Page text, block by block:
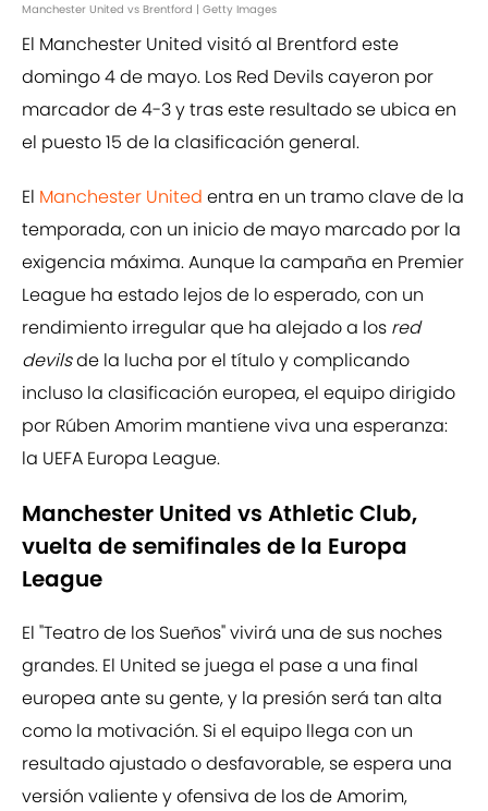
Manchester United vs Brentford | Getty Images
El Manchester United visitó al Brentford este
domingo 4 de mayo. Los Red Devils cayeron por
marcador de 4-3 y tras este resultado se ubica en
el puesto 15 de la clasificación general.
El Manchester United entra en un tramo clave de la
temporada, con un inicio de mayo marcado por la
exigencia máxima. Aunque la campaña en Premier
League ha estado lejos de lo esperado, con un
rendimiento irregular que ha alejado a los red
devilsde la lucha por el título y complicando
incluso la clasificación europea, el equipo dirigido
por Rúben Amorim mantiene viva una esperanza:
la UEFA Europa League.
Manchester United vs Athletic Club,
vuelta de semifinales de la Europa
League
El "Teatro de los Sueños" vivirá una de sus noches
grandes. El United se juega el pase a una final
europea ante su gente, y la presión será tan alta
como la motivación. Si el equipo llega con un
resultado ajustado o desfavorable, se espera una
versión valiente y ofensiva de los de Amorim,